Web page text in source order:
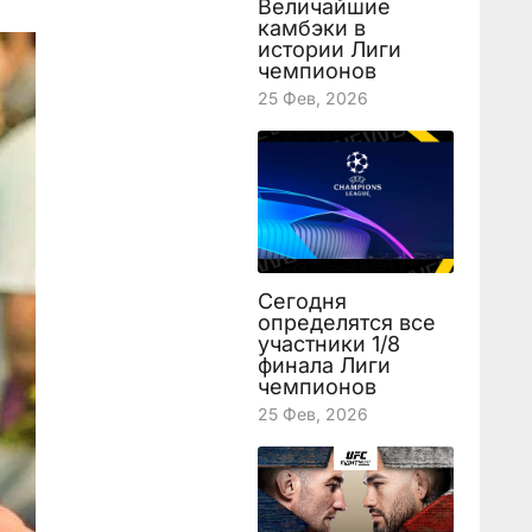
Величайшие
камбэки в
истории Лиги
чемпионов
25 Фев, 2026
Сегодня
определятся все
участники 1/8
финала Лиги
чемпионов
25 Фев, 2026